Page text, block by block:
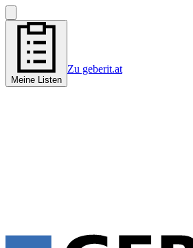
Meine Listen
Zu geberit.at